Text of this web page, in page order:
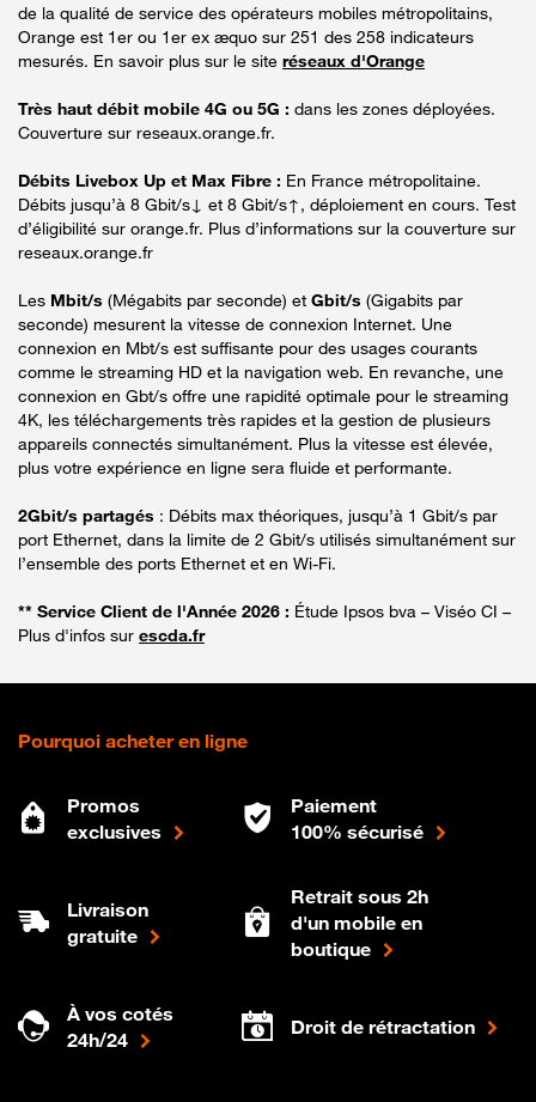
de la qualité de service des opérateurs mobiles métropolitains,
Orange est 1er ou 1er ex æquo sur 251 des 258 indicateurs
mesurés. En savoir plus sur le site réseaux d'Orange
Très haut débit mobile 4G ou 5G : dans les zones déployées.
Couverture sur reseaux.orange.fr.
Débits Livebox Up et Max Fibre : En France métropolitaine.
Débits jusqu’à 8 Gbit/s↓ et 8 Gbit/s↑, déploiement en cours. Test
d’éligibilité sur orange.fr. Plus d’informations sur la couverture sur
reseaux.orange.fr
Les Mbit/s (Mégabits par seconde) et Gbit/s (Gigabits par
seconde) mesurent la vitesse de connexion Internet. Une
connexion en Mbt/s est suffisante pour des usages courants
comme le streaming HD et la navigation web. En revanche, une
connexion en Gbt/s offre une rapidité optimale pour le streaming
4K, les téléchargements très rapides et la gestion de plusieurs
appareils connectés simultanément. Plus la vitesse est élevée,
plus votre expérience en ligne sera fluide et performante.
2Gbit/s partagés : Débits max théoriques, jusqu’à 1 Gbit/s par
port Ethernet, dans la limite de 2 Gbit/s utilisés simultanément sur
l’ensemble des ports Ethernet et en Wi-Fi.
** Service Client de l'Année 2026 : Étude Ipsos bva – Viséo CI –
Plus d'infos sur escda.fr
Pourquoi acheter en ligne
Promos
exclusives
Paiement
100% sécurisé
Livraison
gratuite
Retrait sous 2h
d'un mobile en
boutique
À vos cotés
24h/24
Droit de rétractation